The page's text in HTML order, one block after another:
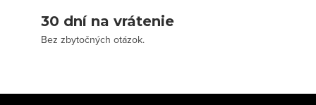
30 dní na vrátenie
Bez zbytočných otázok.